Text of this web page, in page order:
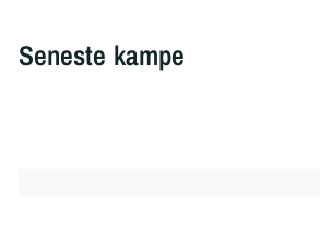
Seneste kampe